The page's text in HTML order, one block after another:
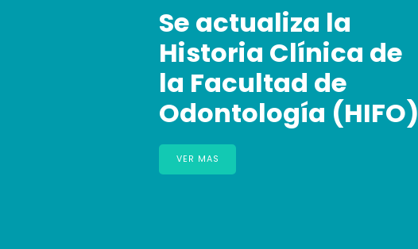
Se actualiza la
Historia Clínica de
la Facultad de
Odontología (HIFO)
VER MAS